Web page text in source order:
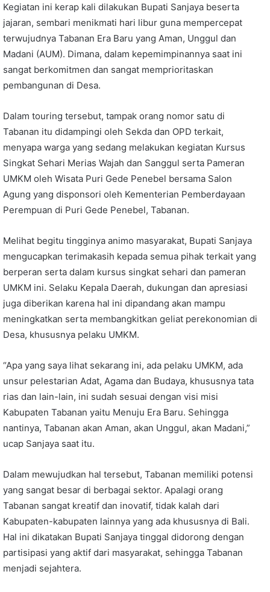
Kegiatan ini kerap kali dilakukan Bupati Sanjaya beserta
jajaran, sembari menikmati hari libur guna mempercepat
terwujudnya Tabanan Era Baru yang Aman, Unggul dan
Madani (AUM). Dimana, dalam kepemimpinannya saat ini
sangat berkomitmen dan sangat memprioritaskan
pembangunan di Desa.
Dalam touring tersebut, tampak orang nomor satu di
Tabanan itu didampingi oleh Sekda dan OPD terkait,
menyapa warga yang sedang melakukan kegiatan Kursus
Singkat Sehari Merias Wajah dan Sanggul serta Pameran
UMKM oleh Wisata Puri Gede Penebel bersama Salon
Agung yang disponsori oleh Kementerian Pemberdayaan
Perempuan di Puri Gede Penebel, Tabanan.
Melihat begitu tingginya animo masyarakat, Bupati Sanjaya
mengucapkan terimakasih kepada semua pihak terkait yang
berperan serta dalam kursus singkat sehari dan pameran
UMKM ini. Selaku Kepala Daerah, dukungan dan apresiasi
juga diberikan karena hal ini dipandang akan mampu
meningkatkan serta membangkitkan geliat perekonomian di
Desa, khususnya pelaku UMKM.
“Apa yang saya lihat sekarang ini, ada pelaku UMKM, ada
unsur pelestarian Adat, Agama dan Budaya, khususnya tata
rias dan lain-lain, ini sudah sesuai dengan visi misi
Kabupaten Tabanan yaitu Menuju Era Baru. Sehingga
nantinya, Tabanan akan Aman, akan Unggul, akan Madani,”
ucap Sanjaya saat itu.
Dalam mewujudkan hal tersebut, Tabanan memiliki potensi
yang sangat besar di berbagai sektor. Apalagi orang
Tabanan sangat kreatif dan inovatif, tidak kalah dari
Kabupaten-kabupaten lainnya yang ada khususnya di Bali.
Hal ini dikatakan Bupati Sanjaya tinggal didorong dengan
partisipasi yang aktif dari masyarakat, sehingga Tabanan
menjadi sejahtera.